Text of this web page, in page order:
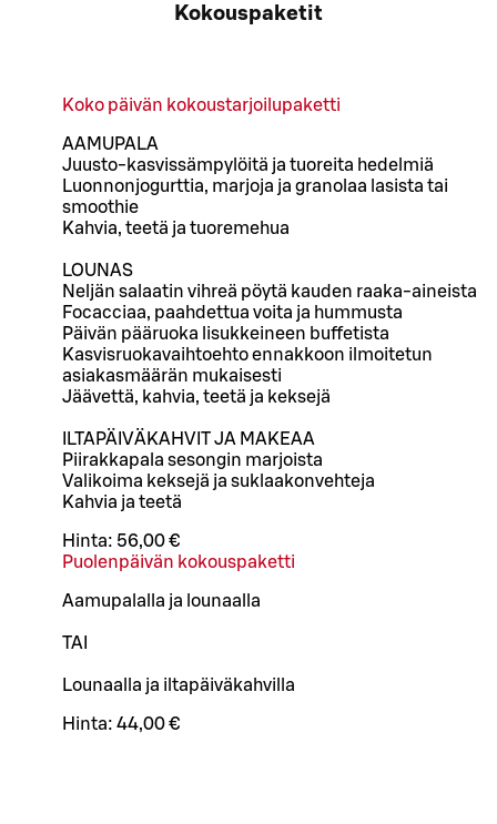
Kokouspaketit
Koko päivän kokoustarjoilupaketti
AAMUPALA
Juusto-kasvissämpylöitä ja tuoreita hedelmiä
Luonnonjogurttia, marjoja ja granolaa lasista tai
smoothie
Kahvia, teetä ja tuoremehua
LOUNAS
Neljän salaatin vihreä pöytä kauden raaka-aineista
Focacciaa, paahdettua voita ja hummusta
Päivän pääruoka lisukkeineen buffetista
Kasvisruokavaihtoehto ennakkoon ilmoitetun
asiakasmäärän mukaisesti
Jäävettä, kahvia, teetä ja keksejä
ILTAPÄIVÄKAHVIT JA MAKEAA
Piirakkapala sesongin marjoista
Valikoima keksejä ja suklaakonvehteja
Kahvia ja teetä
Hinta: 56,00 €
Puolenpäivän kokouspaketti
Aamupalalla ja lounaalla
TAI
Lounaalla ja iltapäiväkahvilla
Hinta: 44,00 €